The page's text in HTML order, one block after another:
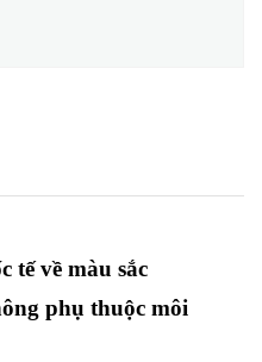
tế về màu sắc
phụ thuộc môi